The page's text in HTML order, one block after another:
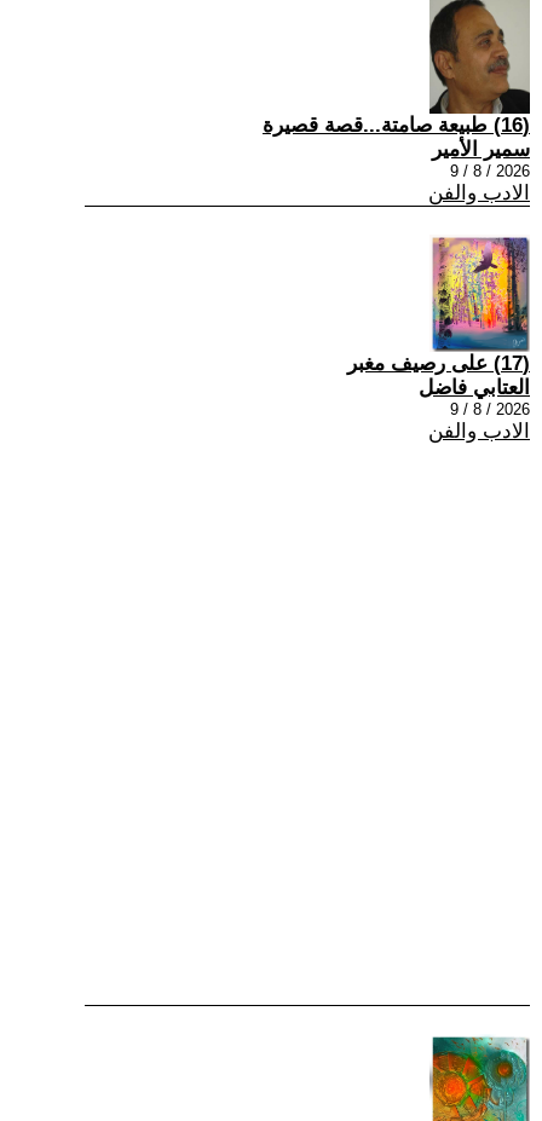
(16) طبيعة صامتة...قصة قصيرة
سمير الأمير
2026 / 8 / 9
الادب والفن
(17) على رصيف مغبر
العتابي فاضل
2026 / 8 / 9
الادب والفن